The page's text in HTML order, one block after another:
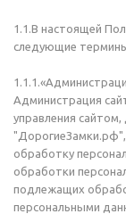
1.1.В настоящей
следующие
Администрация
управления
обработку
обработки
подлежащих
персональными